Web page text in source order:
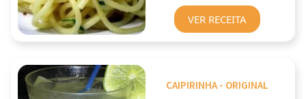
VER RECEITA
CAIPIRINHA - ORIGINAL